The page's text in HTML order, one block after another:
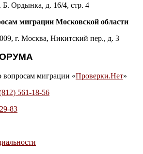
Б. Ордынка, д. 16/4, стр. 4
миграции Московской области
г. Москва, Никитский пер., д. 3
вопросам миграции «Проверки.Нет»
561-18-56
83